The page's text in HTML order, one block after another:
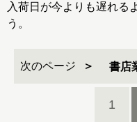
入荷日が今よりも遅れる
う。
次のページ 書店
1